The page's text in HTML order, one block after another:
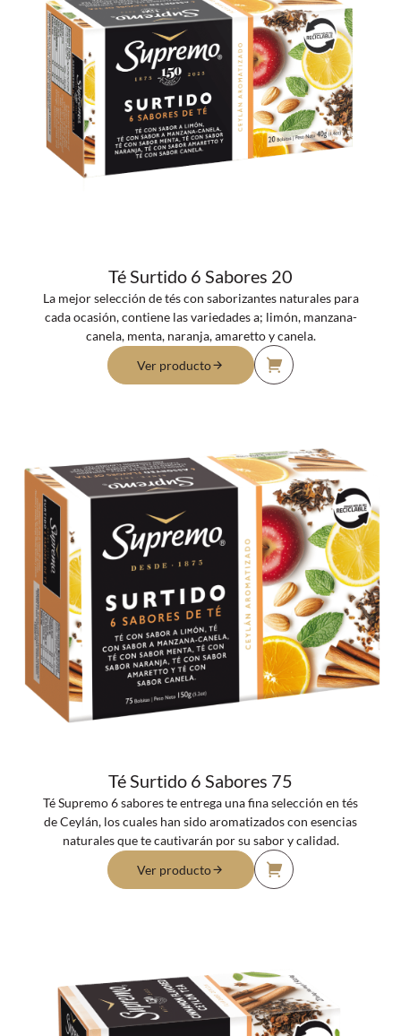
Té Surtido 6 Sabores 20
La mejor selección de tés con saborizantes naturales para
cada ocasión, contiene las variedades a; limón, manzana-
canela, menta, naranja, amaretto y canela.
Ver producto
Té Surtido 6 Sabores 75
Té Supremo 6 sabores te entrega una fina selección en tés
de Ceylán, los cuales han sido aromatizados con esencias
naturales que te cautivarán por su sabor y calidad.
Ver producto